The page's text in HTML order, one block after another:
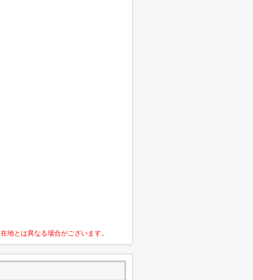
地とは異なる場合がございます。